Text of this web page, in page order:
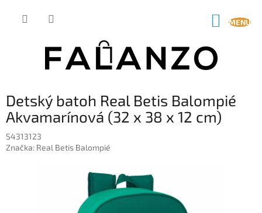
Detský batoh Real Betis Balompié
Akvamarínová (32 x 38 x 12 cm)
S4313123
Značka: Real Betis Balompié